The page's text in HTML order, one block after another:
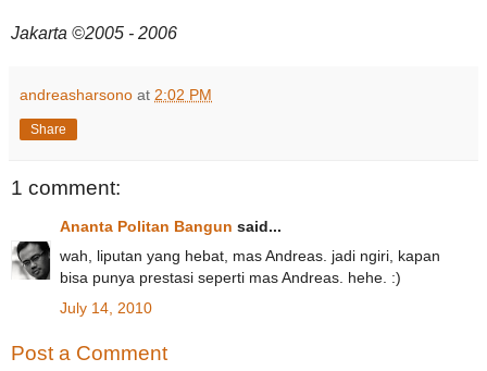
Jakarta ©2005 - 2006
andreasharsono at 2:02 PM
Share
1 comment:
Ananta Politan Bangun said...
wah, liputan yang hebat, mas Andreas. jadi ngiri, kapan
bisa punya prestasi seperti mas Andreas. hehe. :)
July 14, 2010
Post a Comment